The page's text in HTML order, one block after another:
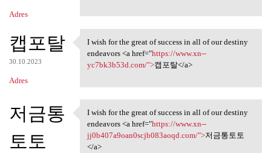
Adres
캡포탈
30.10.2023
Adres
I wish for the great of
I wish for the great of success in all of our destiny
endeavors <a href="https://www.xn--
yc7bk3b53d.com/">캡포탈</a>
저금통
토토
I wish for the great of
I wish for the great of success in all of our destiny
endeavors <a href="https://www.xn--
jj0b407a9oan0scjb083aoqd.com/">저금통토토
</a>